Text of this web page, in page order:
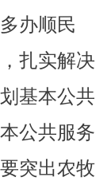
办顺民
扎实解决
基本公共
公共服务
突出农牧